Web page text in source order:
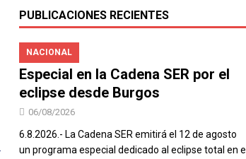
PUBLICACIONES RECIENTES
NACIONAL
Especial en la Cadena SER por el
eclipse desde Burgos
06/08/2026
6.8.2026.- La Cadena SER emitirá el 12 de agosto
un programa especial dedicado al eclipse total en el